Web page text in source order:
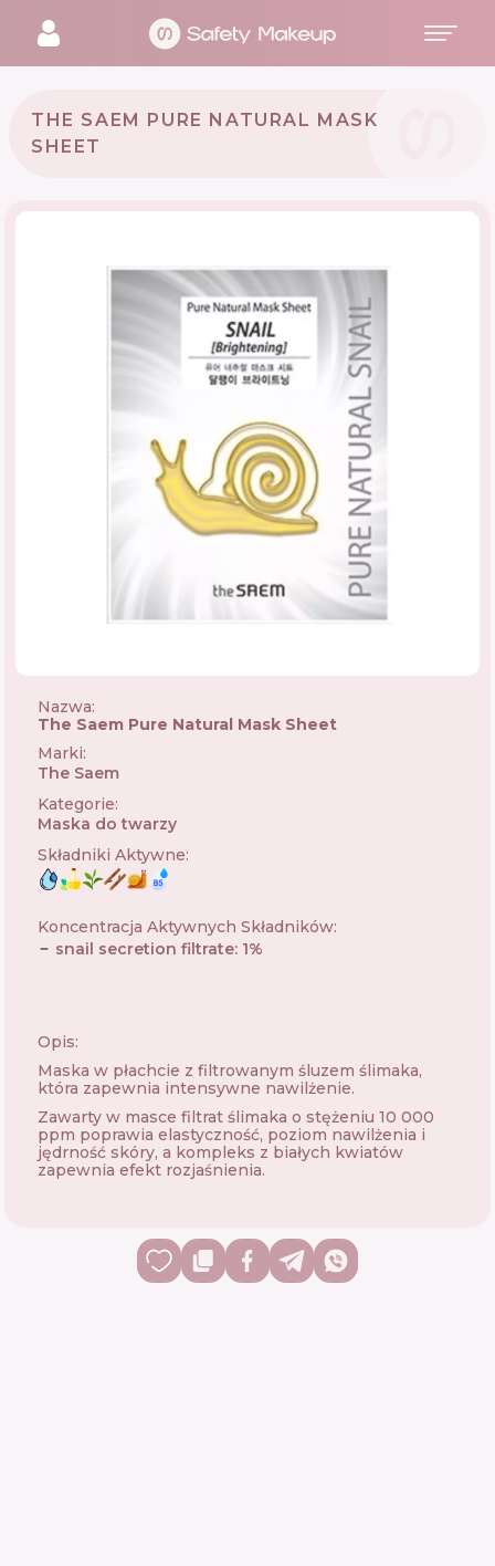
THE SAEM PURE NATURAL MASK
SHEET
Nazwa:
The Saem Pure Natural Mask Sheet
Marki:
The Saem
Kategorie:
Maska do twarzy
Składniki Aktywne:
Koncentracja Aktywnych Składników:
snail secretion filtrate: 1%
Opis:
Maska w płachcie z filtrowanym śluzem ślimaka,
która zapewnia intensywne nawilżenie.
Zawarty w masce filtrat ślimaka o stężeniu 10 000
ppm poprawia elastyczność, poziom nawilżenia i
jędrność skóry, a kompleks z białych kwiatów
zapewnia efekt rozjaśnienia.